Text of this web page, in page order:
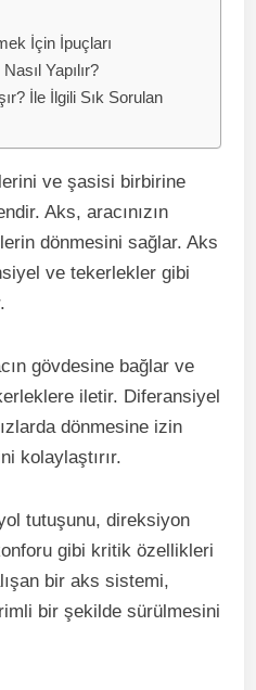
İçin İpuçları
Yapılır?
İle İlgili Sık Sorulan
ve şasisi birbirine
Aks, aracınızın
dönmesini sağlar. Aks
ve tekerlekler gibi
gövdesine bağlar ve
iletir. Diferansiyel
dönmesine izin
kolaylaştırır.
tutuşunu, direksiyon
gibi kritik özellikleri
bir aks sistemi,
bir şekilde sürülmesini